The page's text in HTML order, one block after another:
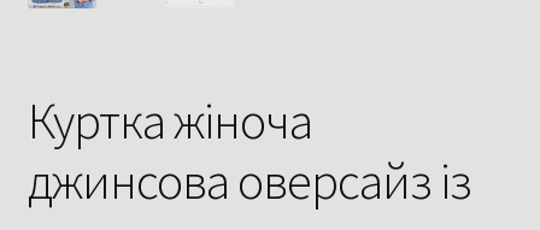
Куртка жіноча
джинсова оверсайз із